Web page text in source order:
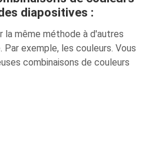
diapositives :
la même méthode à d'autres
exemple, les couleurs. Vous
combinaisons de couleurs